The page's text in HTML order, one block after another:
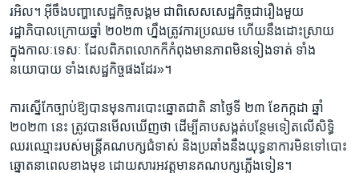
រអិល។ អ៊ីចឹង​បញ្ហា​សេដ្ឋកិច្ច​សង្គម ​ជាពិសេស​សេដ្ឋកិច្ច​ជា​រឿង​មួយ​
រដ្ឋាភិបាល​ក្រោយ​ឆ្នាំ​ ២០២៣​ ហ្នឹង​ត្រូវ​ការ​ប្រឈម ​ហើយ​នឹង​ដោះស្រាយ​
ក្នុង​កាលៈ​ទេសៈ ​ដែលពិ​ភព​លោក​ក៏កំពុង​មាន​ភាព​មិន​ទៀង​ទាត់​ ទាំង​
នយោបាយ ទាំង​សេដ្ឋកិច្ច​ផង​ដែរ»។
ការ​ស្នើ​កែ​ច្បាប់​ឱ្យបាន​មុន​ការ​បោះ​ឆ្នោត​ជាតិ​ នា​ថ្ងៃ​ទី​ ២៣ ខែកក្កដា ឆ្នាំ​
២០២៣ នេះ​ ត្រូវ​បាន​មើល​ឃើញ​ថា​ ដើម្បី​គាប​សង្កត់​បន្ថែមទៀត​លើសិទ្ធិ​
ឈរ​ឈ្មោះ​របស់​មន្ត្រី​គណបក្ស​ជំទាស់ និង​ប្រឆាំង​នឹង​យុទ្ធនាការ​មិន​ទៅ​បោះ​
ឆ្នោត​នា​ពេល​ខាង​មុខ ដោយ​សារ​អវត្ត​មាន​គណបក្ស​ភ្លើង​ទៀន។